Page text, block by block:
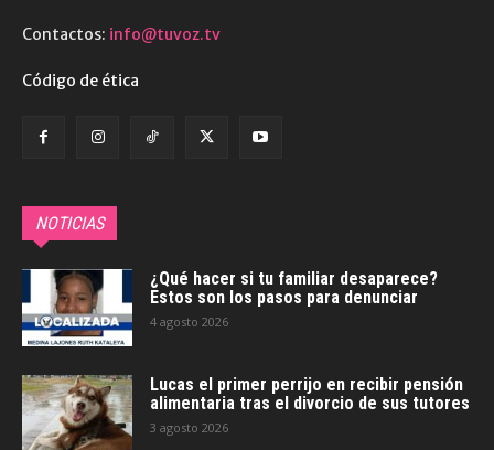
Contactos: info@tuvoz.tv
Código de ética
NOTICIAS
¿Qué hacer si tu familiar desaparece?
Estos son los pasos para denunciar
4 agosto 2026
Lucas el primer perrijo en recibir pensión
alimentaria tras el divorcio de sus tutores
3 agosto 2026